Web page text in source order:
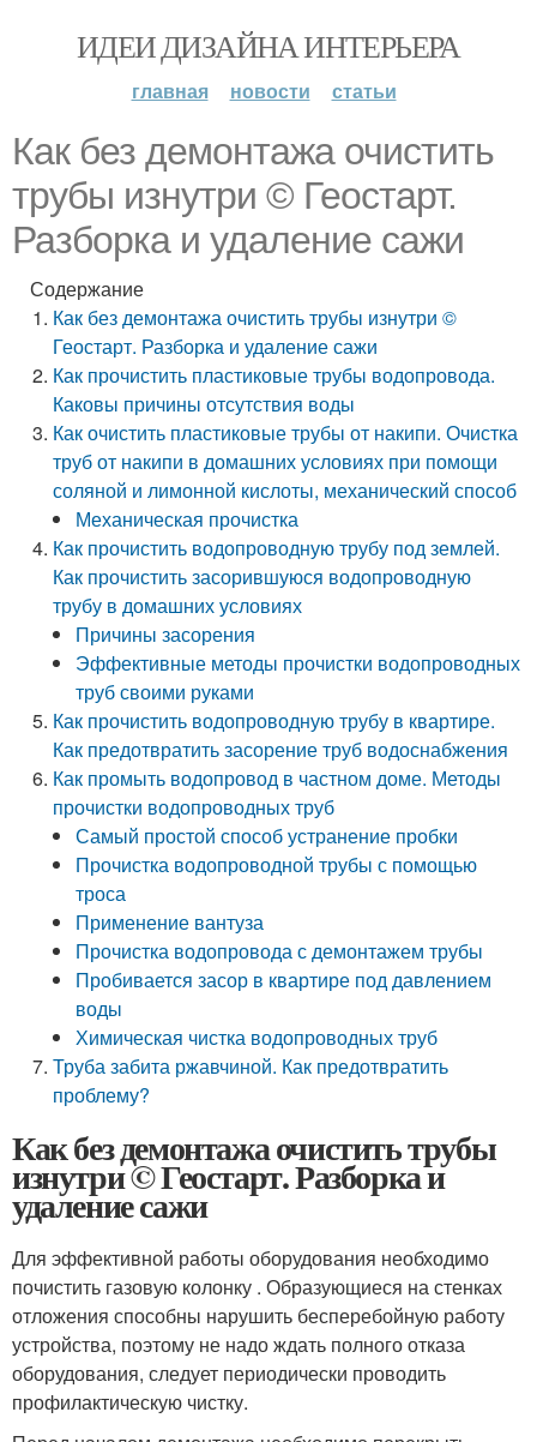
ИДЕИ ДИЗАЙНА ИНТЕРЬЕРА
главная новости статьи
Как без демонтажа очистить
трубы изнутри © Геостарт.
Разборка и удаление сажи
Содержание
Как без демонтажа очистить трубы изнутри ©
Геостарт. Разборка и удаление сажи
Как прочистить пластиковые трубы водопровода.
Каковы причины отсутствия воды
Как очистить пластиковые трубы от накипи. Очистка
труб от накипи в домашних условиях при помощи
соляной и лимонной кислоты, механический способ
Механическая прочистка
Как прочистить водопроводную трубу под землей.
Как прочистить засорившуюся водопроводную
трубу в домашних условиях
Причины засорения
Эффективные методы прочистки водопроводных
труб своими руками
Как прочистить водопроводную трубу в квартире.
Как предотвратить засорение труб водоснабжения
Как промыть водопровод в частном доме. Методы
прочистки водопроводных труб
Самый простой способ устранение пробки
Прочистка водопроводной трубы с помощью
троса
Применение вантуза
Прочистка водопровода с демонтажем трубы
Пробивается засор в квартире под давлением
воды
Химическая чистка водопроводных труб
Труба забита ржавчиной. Как предотвратить
проблему?
Как без демонтажа очистить трубы
изнутри © Геостарт. Разборка и
удаление сажи
Для эффективной работы оборудования необходимо
почистить газовую колонку . Образующиеся на стенках
отложения способны нарушить бесперебойную работу
устройства, поэтому не надо ждать полного отказа
оборудования, следует периодически проводить
профилактическую чистку.